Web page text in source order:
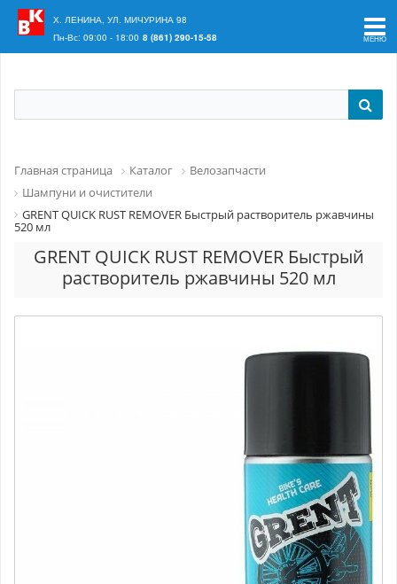
Ваш регион:
Х. ЛЕНИНА, УЛ. МИЧУРИНА 98
Пн-Вс: 09:00 - 18:00 8 (861) 290-15-58
Главная страница Каталог
Велозапчасти
Шампуни и очистители
GRENT QUICK RUST REMOVER Быстрый растворитель ржавчины
520 мл
GRENT QUICK RUST REMOVER Быстрый
растворитель ржавчины 520 мл